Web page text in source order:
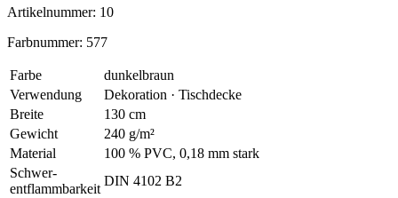
Artikelnummer: 10
Farbnummer: 577
Farbe
dunkelbraun
Verwendung
Dekoration · Tischdecke
Breite
130 cm
Gewicht
240 g/m²
Material
100 % PVC, 0,18 mm stark
Schwer-
entflammbarkeit
DIN 4102 B2